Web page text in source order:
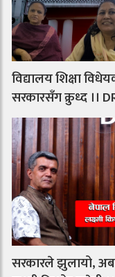
विद्यालय शिक्षा
सरकारसँग क्रुध्द ।।
सरकारले झुलायो,